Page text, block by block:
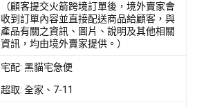
（顧客提交火箭跨境訂單後，境外賣家會
收到訂單內容並直接配送商品給顧客，與
產品有關之資訊、圖片、說明及其他相關
資訊，均由境外賣家提供。）
宅配: 黑貓宅急便
超取: 全家、7-11